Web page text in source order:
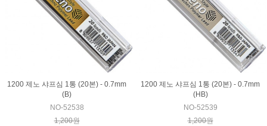
1200 제노 샤프심 1통 (20본) - 0.7mm
(B)
NO-52538
1,200원
1200 제노 샤프심 1통 (20본) - 0.7mm
(HB)
NO-52539
1,200원